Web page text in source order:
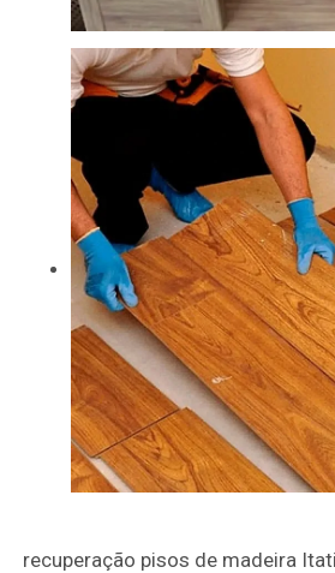
recuperação pisos de madeira